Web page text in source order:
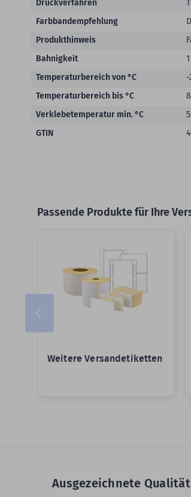
Druckverfahren
Farbbandempfehlung
Produkthinweis
Bahnigkeit
1
Temperaturbereich von °C
-
Temperaturbereich bis °C
Verklebetemperatur min. °C
5
GTIN
Passende Produkte für Ihre
Weitere Versandetiketten
Ausgezeichnete Qualität